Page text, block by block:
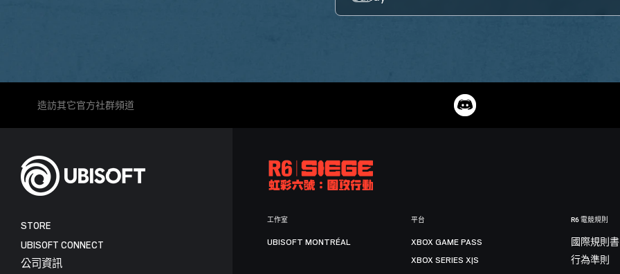
造訪其它官方社群頻道
STORE
UBISOFT CONNECT
公司資訊
工作室
UBISOFT MONTRÉAL
平台
XBOX GAME PASS
XBOX SERIES X|S
R6 電競規則
國際規則書
行為準則